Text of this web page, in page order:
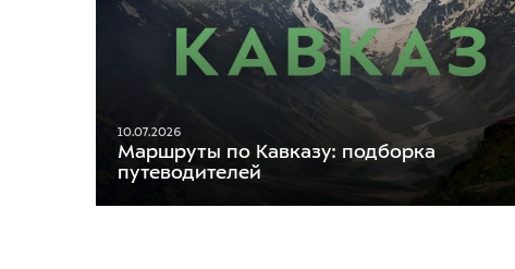
10.07.2026
Маршруты по Кавказу: подборка
путеводителей